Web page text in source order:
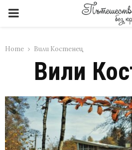
PRIMARY
Home Вили Костенец
Вили